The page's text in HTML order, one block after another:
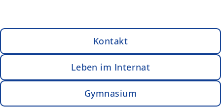
Kontakt
Leben im Internat
Gymnasium